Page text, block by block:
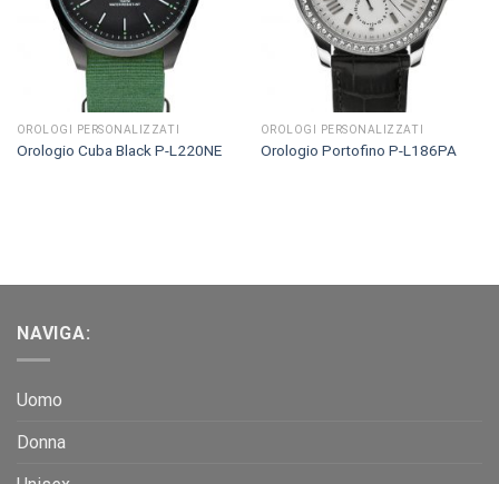
OROLOGI PERSONALIZZATI
Orologio Cuba Black P-L220NE
OROLOGI PERSONALIZZATI
Orologio Portofino P-L186PA
NAVIGA:
Uomo
Donna